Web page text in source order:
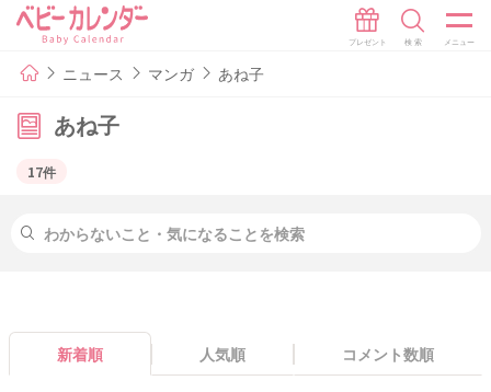
ニュース マンガ あね子
あね子
17件
新着順 人気順 コメント数順